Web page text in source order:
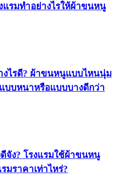
รมทำอย่างไรให้ผ้าขนหนู
งไรดี? ผ้าขนหนูแบบไหนนุ่ม
บบหนาหรือแบบบางดีกว่า
จัง? โรงแรมใช้ผ้าขนหนู
มราคาเท่าไหร่?